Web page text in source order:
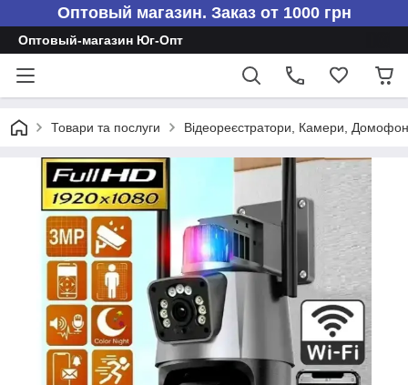
Оптовый магазин. Заказ от 1000 грн
Оптовый-магазин Юг-Опт
Товари та послуги Відеореєстратори, Камери,